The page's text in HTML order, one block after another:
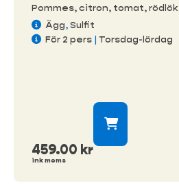
Pommes, citron, tomat, rödlök
Ägg,Sulfit
För 2 pers | Torsdag-lördag
459.00 kr
ink moms